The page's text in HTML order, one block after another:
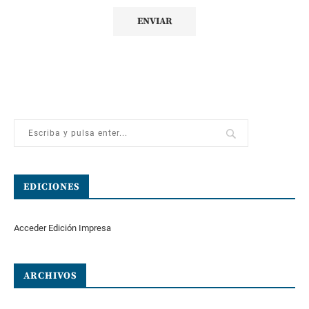
EDICIONES
Acceder Edición Impresa
ARCHIVOS